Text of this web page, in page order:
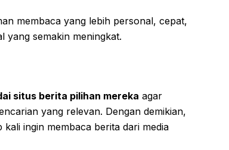
membaca yang lebih personal, cepat,
yang semakin meningkat.
situs berita pilihan mereka agar
yang relevan. Dengan demikian,
ingin membaca berita dari media